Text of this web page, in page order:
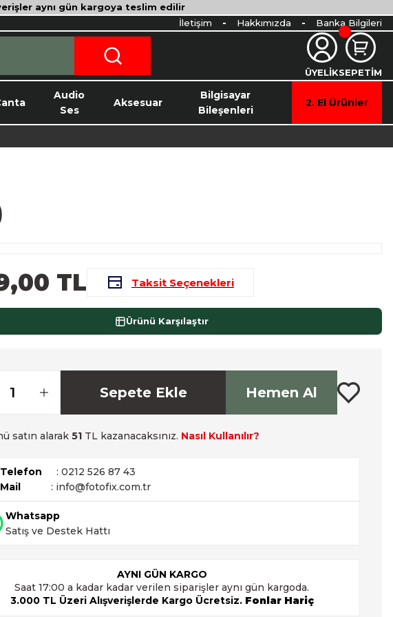
aynı gün kargoya teslim edilir
İletişim Hakkımızda Banka Bilgileri
ÜYELİKSEPETİM
Audio
Ses
Aksesuar
Bilgisayar
Bileşenleri
2. El Ürünler
TL Taksit Seçenekleri
Ürünü Karşılaştır
Sepete Ekle Hemen Al
satın alarak 51 TL kazanacaksınız. Nasıl Kullanılır?
Telefon
: 0212 526 87 43
Mail
: info@fotofix.com.tr
Whatsapp
Satış ve Destek Hattı
AYNI GÜN KARGO
Saat 17:00 a kadar kadar verilen siparişler aynı gün kargoda.
3.000 TL Üzeri Alışverişlerde Kargo Ücretsiz. Fonlar Hariç